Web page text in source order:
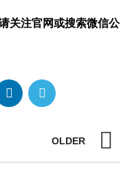
关注官网或搜索微信公
OLDER